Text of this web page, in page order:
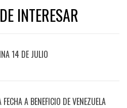
INTERESAR
14 DE JULIO
A BENEFICIO DE VENEZUELA